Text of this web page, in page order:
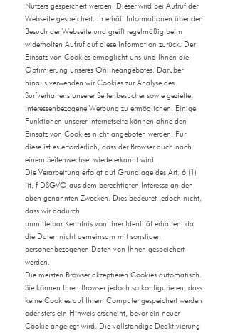
Nutzers gespeichert werden. Dieser wird bei Aufruf der
Webseite gespeichert. Er erhält Informationen über den
Besuch der Webseite und greift regelmäßig beim
widerholten Aufruf auf diese Information zurück. Der
Einsatz von Cookies ermöglicht uns und Ihnen die
Optimierung unseres Onlineangebotes. Darüber
hinaus verwenden wir Cookies zur Analyse des
Surfverhaltens unserer Seitenbesucher sowie gezielte,
interessenbezogene Werbung zu ermöglichen. Einige
Funktionen unserer Internetseite können ohne den
Einsatz von Cookies nicht angeboten werden. Für
diese ist es erforderlich, dass der Browser auch nach
einem Seitenwechsel wiedererkannt wird.
Die Verarbeitung erfolgt auf Grundlage des Art. 6 (1)
lit. f DSGVO aus dem berechtigten Interesse an den
oben genannten Zwecken. Dies bedeutet jedoch nicht,
dass wir dadurch
unmittelbar Kenntnis von Ihrer Identität erhalten, da
die Daten nicht gemeinsam mit sonstigen
personenbezogenen Daten von Ihnen gespeichert
werden.
Die meisten Browser akzeptieren Cookies automatisch.
Sie können Ihren Browser jedoch so konfigurieren, dass
keine Cookies auf Ihrem Computer gespeichert werden
oder stets ein Hinweis erscheint, bevor ein neuer
Cookie angelegt wird. Die vollständige Deaktivierung